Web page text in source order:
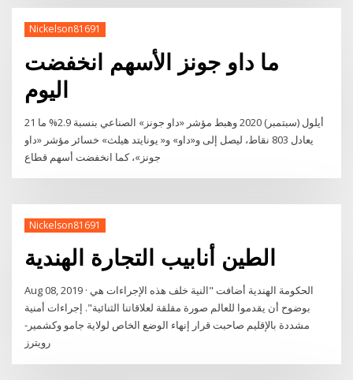
Nickelson81691
ما داو جونز الأسهم انخفضت
اليوم
21 أيلول (سبتمبر) 2020 وهبط مؤشر «داو جونز» الصناعي بنسبة 2.9% ما
يعادل 803 نقاط، ليصل إلى و«داو» و« يونايتد هيلث» خسائر مؤشر «داو
Nickelson81691
الطين أنابيب التجارة الهندية
Aug 08, 2019 · الحكومة الهندية أضافت "النية خلف هذه الإجراءات هي
بوضوح أن يقدموا للعالم صورة مقلقة لعلاقاتنا الثنائية". إجراءات أمنية
مشددة بالإقليم صاحبت قرار إنهاء الوضع الخاص لولاية جامو وكشمير-
رويترز